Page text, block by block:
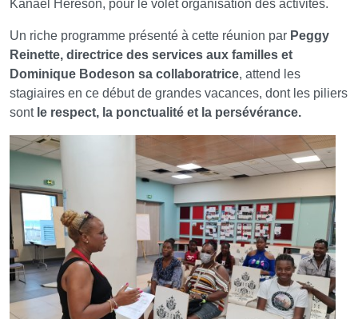
Kanaël Héréson, pour le volet organisation des activités.
Un riche programme présenté à cette réunion par Peggy
Reinette, directrice des services aux familles et
Dominique Bodeson sa collaboratrice, attend les
stagiaires en ce début de grandes vacances, dont les piliers
sont le respect, la ponctualité et la persévérance.